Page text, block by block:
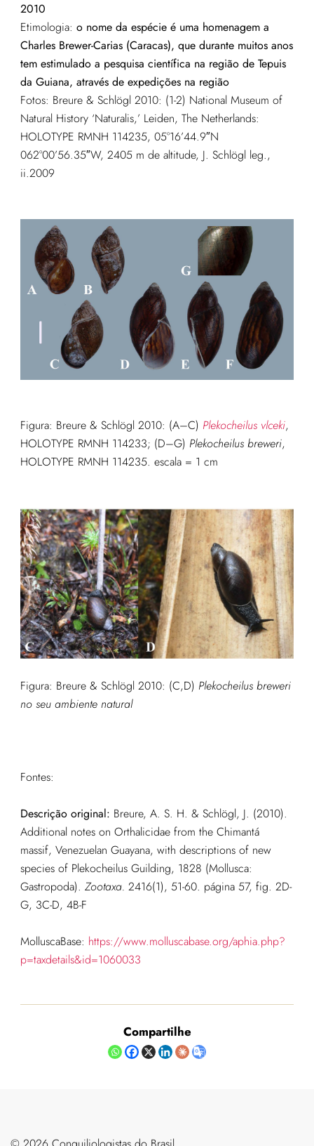
2010
Etimologia: o nome da espécie é uma homenagem a
Charles Brewer-Carias (Caracas), que durante muitos anos
tem estimulado a pesquisa científica na região de Tepuis
da Guiana, através de expedições na região
Fotos: Breure & Schlögl 2010: (1-2) National Museum of
Natural History ‘Naturalis,’ Leiden, The Netherlands:
HOLOTYPE RMNH 114235, 05°16’44.9″N
062°00’56.35″W, 2405 m de altitude, J. Schlögl leg.,
ii.2009
Figura: Breure & Schlögl 2010: (A–C) Plekocheilus vlceki,
HOLOTYPE RMNH 114233; (D–G) Plekocheilus breweri,
HOLOTYPE RMNH 114235. escala = 1 cm
Figura: Breure & Schlögl 2010: (C,D) Plekocheilus breweri
no seu ambiente natural
Fontes:
Descrição original: Breure, A. S. H. & Schlögl, J. (2010).
Additional notes on Orthalicidae from the Chimantá
massif, Venezuelan Guayana, with descriptions of new
species of Plekocheilus Guilding, 1828 (Mollusca:
Gastropoda). Zootaxa. 2416(1), 51-60. página 57, fig. 2D-
G, 3C-D, 4B-F
MolluscaBase: https://www.molluscabase.org/aphia.php?
p=taxdetails&id=1060033
Compartilhe